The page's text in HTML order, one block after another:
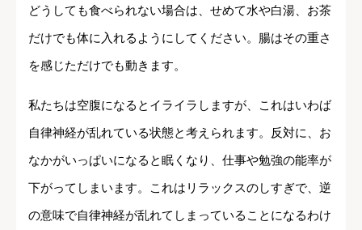
どうしても食べられない場合は、せめて水や白湯、お茶
だけでも体に入れるようにしてください。腸はその重さ
を感じただけでも動きます。
私たちは空腹になるとイライラしますが、これはいわば
自律神経が乱れている状態と考えられます。反対に、お
なかがいっぱいになると眠くなり、仕事や勉強の能率が
下がってしまいます。これはリラックスのしすぎで、逆
の意味で自律神経が乱れてしまっていることになるわけ